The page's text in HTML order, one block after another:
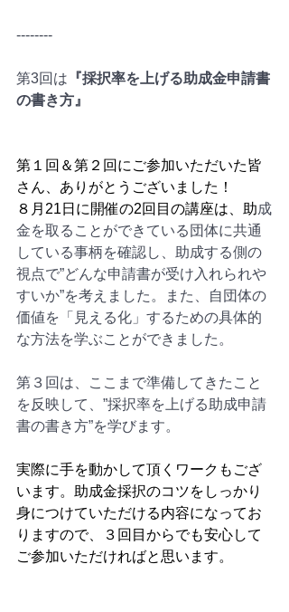
--------
第3回は 『採択率を上げる助成金申請書
の書き方』
第１回＆第２回にご参加いただいた皆
さん、ありがとうございました！
８月21日に開催の2回目の講座は、助成
金を取ることができている団体に共通
している事柄を確認し、助成する側の
視点で”どんな申請書が受け入れられや
すいか”を考えました。また、自団体の
価値を「見える化」するための具体的
な方法を学ぶことができました。
第３回は、ここまで準備してきたこと
を反映して、”採択率を上げる助成申請
書の書き方”を学びます。
実際に手を動かして頂くワークもござ
います。助成金採択のコツをしっかり
身につけていただける内容になってお
りますので、３回目からでも安心して
ご参加いただければと思います。